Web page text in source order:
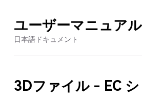
ユーザーマニュア
日本語ドキュメント
3Dファイル - EC